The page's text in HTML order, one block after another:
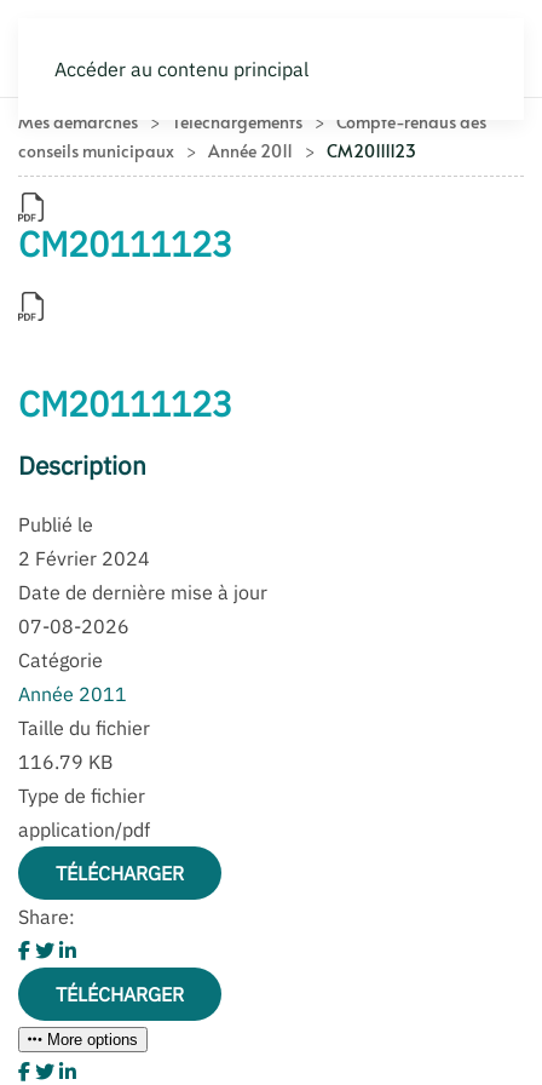
Accéder au contenu principal
Mes démarches Téléchargements
Compte-rendus des
conseils municipaux
Année 2011 CM20111123
CM20111123
CM20111123
Description
Publié le
2 Février 2024
Date de dernière mise à jour
07-08-2026
Catégorie
Année 2011
Taille du fichier
116.79 KB
Type de fichier
application/pdf
TÉLÉCHARGER
Share:
TÉLÉCHARGER
More options